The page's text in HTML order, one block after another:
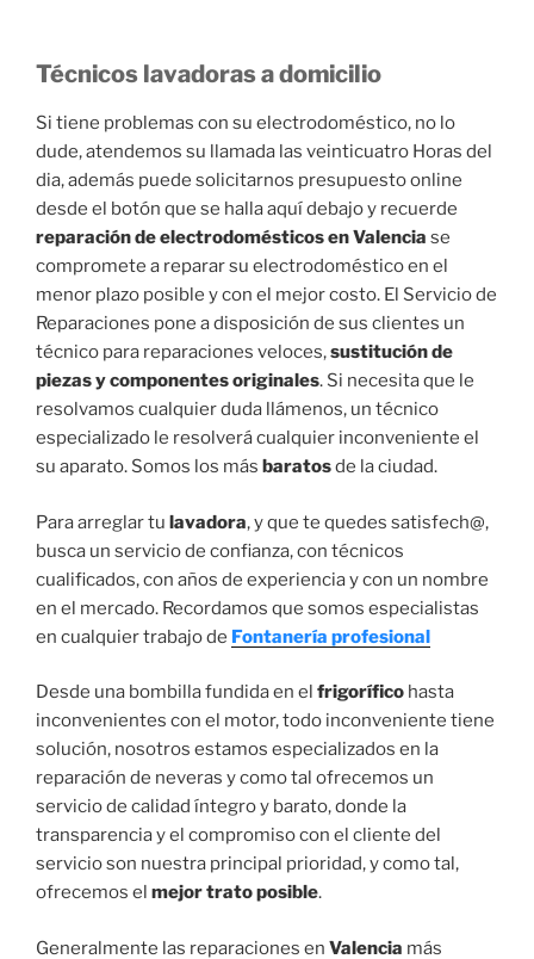
Técnicos lavadoras a domicilio
Si tiene problemas con su electrodoméstico, no lo
dude, atendemos su llamada las veinticuatro Horas del
dia, además puede solicitarnos presupuesto online
desde el botón que se halla aquí debajo y recuerde
reparación de electrodomésticos en Valencia se
compromete a reparar su electrodoméstico en el
menor plazo posible y con el mejor costo. El Servicio de
Reparaciones pone a disposición de sus clientes un
técnico para reparaciones veloces,sustitución de
piezas y componentes originales. Si necesita que le
resolvamos cualquier duda llámenos, un técnico
especializado le resolverá cualquier inconveniente el
su aparato. Somos los más baratosde la ciudad.
Para arreglar tu lavadora, y que te quedes satisfech@,
busca un servicio de confianza, con técnicos
cualificados, con años de experiencia y con un nombre
en el mercado. Recordamos que somos especialistas
en cualquier trabajo de Fontanería profesional
Desde una bombilla fundida en el frigorífico hasta
inconvenientes con el motor, todo inconveniente tiene
solución, nosotros estamos especializados en la
reparación de neveras y como tal ofrecemos un
servicio de calidad íntegro y barato, donde la
transparencia y el compromiso con el cliente del
servicio son nuestra principal prioridad, y como tal,
ofrecemos el mejor trato posible.
Generalmente las reparaciones en Valencia más